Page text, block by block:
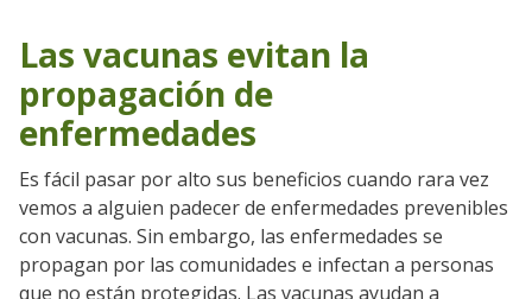
Las vacunas evitan la
propagación de
enfermedades
Go to sidebar nav
Es fácil pasar por alto sus beneficios cuando rara vez
vemos a alguien padecer de enfermedades prevenibles
con vacunas. Sin embargo, las enfermedades se
propagan por las comunidades e infectan a personas
que no están protegidas. Las vacunas ayudan a